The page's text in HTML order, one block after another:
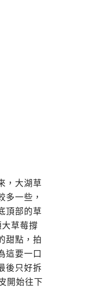
，大湖草
多一些，
頂部的草
草莓撐
甜點，拍
這要一口
後只好拆
開始往下